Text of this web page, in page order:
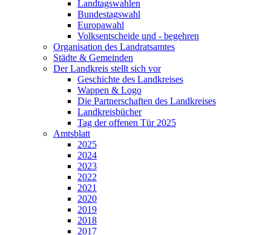
Landtagswahlen
Bundestagswahl
Europawahl
Volksentscheide und - begehren
Organisation des Landratsamtes
Städte & Gemeinden
Der Landkreis stellt sich vor
Geschichte des Landkreises
Wappen & Logo
Die Partnerschaften des Landkreises
Landkreisbücher
Tag der offenen Tür 2025
Amtsblatt
2025
2024
2023
2022
2021
2020
2019
2018
2017